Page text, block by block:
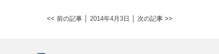
<< 前の記事│ 2014年4月3日 │ 次の記事 >>